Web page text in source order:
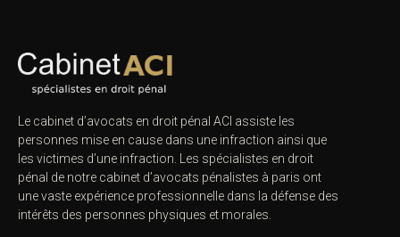
Le cabinet d’avocats en droit pénal ACI assiste les
personnes mise en cause dans une infraction ainsi que
les victimes d’une infraction. Les spécialistes en droit
pénal de notre cabinet d’avocats pénalistes à paris ont
une vaste expérience professionnelle dans la défense des
intérêts des personnes physiques et morales.